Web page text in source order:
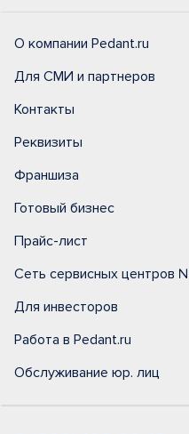
О компании Pedant.ru
Для СМИ и партнеров
Контакты
Реквизиты
Франшиза
Готовый бизнес
Прайс-лист
Сеть сервисных центров
Для инвесторов
Работа в Pedant.ru
Обслуживание юр. лиц